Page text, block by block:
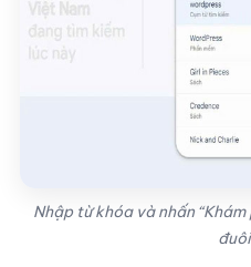
Nhập từ khóa và nhấn